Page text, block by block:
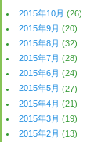
2015年10月 (26)
2015年9月 (20)
2015年8月 (32)
2015年7月 (28)
2015年6月 (24)
2015年5月 (27)
2015年4月 (21)
2015年3月 (19)
2015年2月 (13)